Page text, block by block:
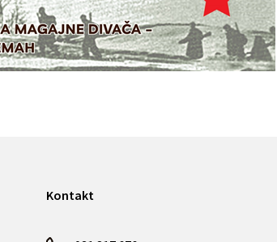
Kontakt